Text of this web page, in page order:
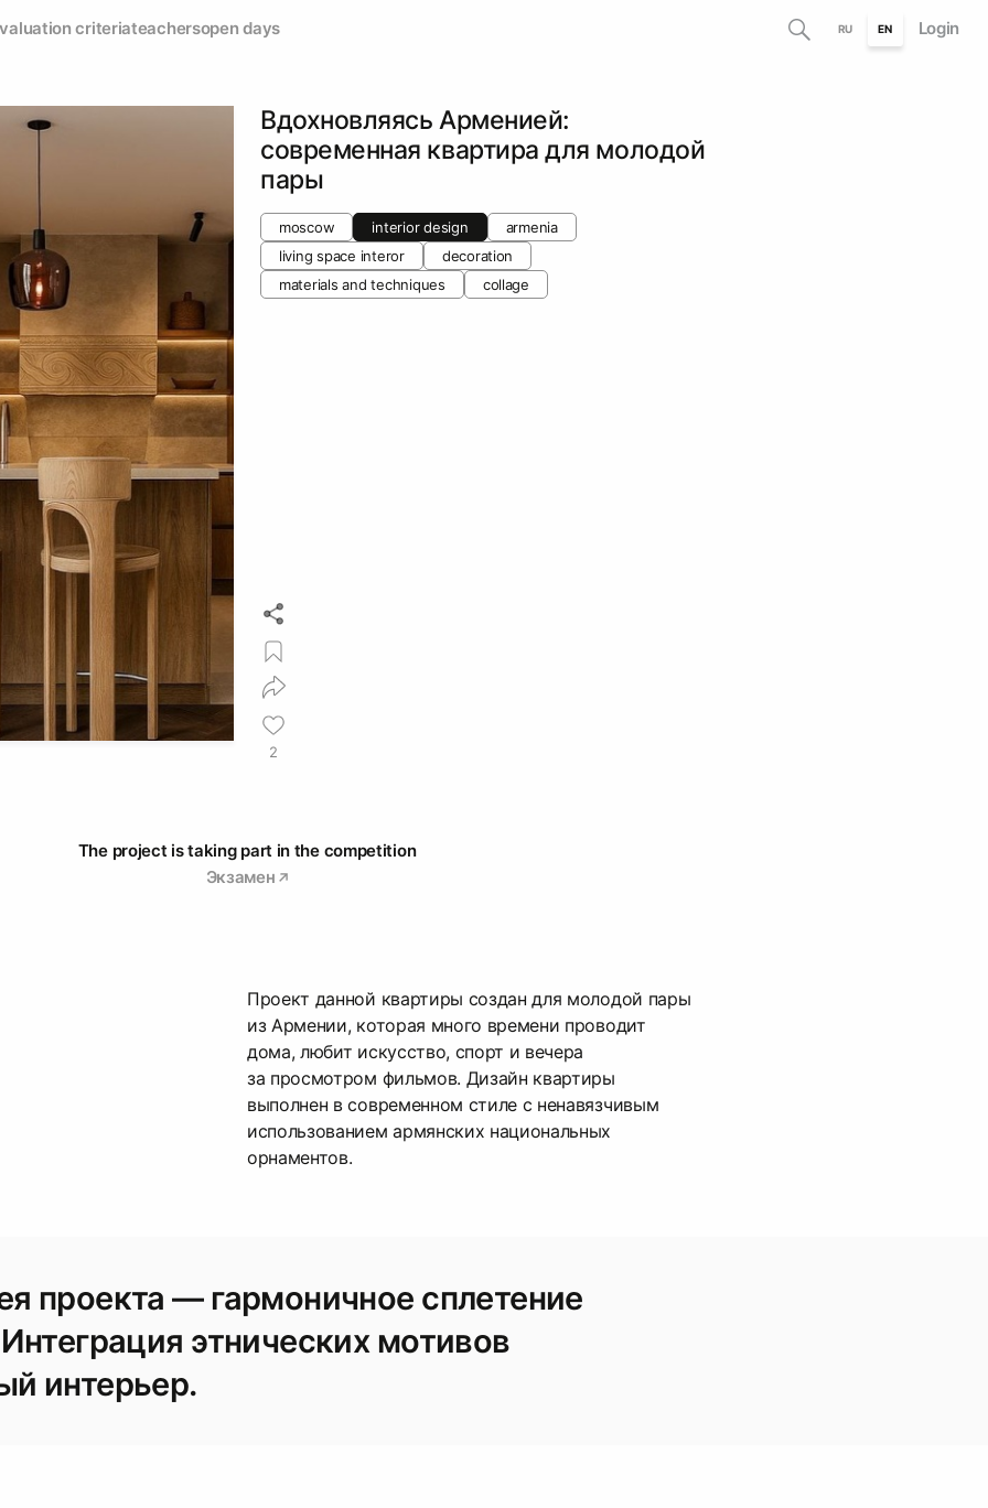
criteriateachersopen days RU EN Login
Вдохновляясь Арменией:
современная квартира для молодой
пары
moscow interior design
armenia
living space interor
decoration
materials and techniques
collage
2
The project is taking part in the competition
Экзамен
Проект данной квартиры создан для молодой пары
из Армении, которая много времени проводит
дома, любит искусство, спорт и вечера
за просмотром фильмов. Дизайн квартиры
выполнен в современном стиле с ненавязчивым
использованием армянских национальных
орнаментов.
проекта — гармоничное сплетение
этнических мотивов
интерьер.